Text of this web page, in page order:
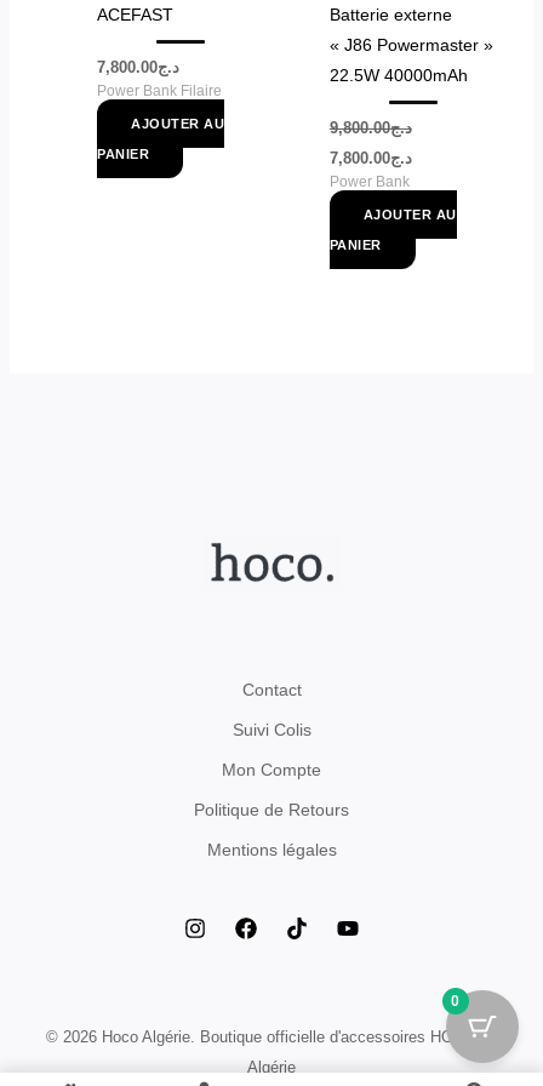
ACEFAST
د.ج7,800.00
Power Bank Filaire
AJOUTER AU
PANIER
Batterie externe
« J86 Powermaster »
22.5W 40000mAh
د.ج9,800.00
د.ج7,800.00
Power Bank
AJOUTER AU
PANIER
Contact
Suivi Colis
Mon Compte
Politique de Retours
Mentions légales
© 2026 Hoco Algérie. Boutique officielle d'accessoires HOCO en
Algérie
0